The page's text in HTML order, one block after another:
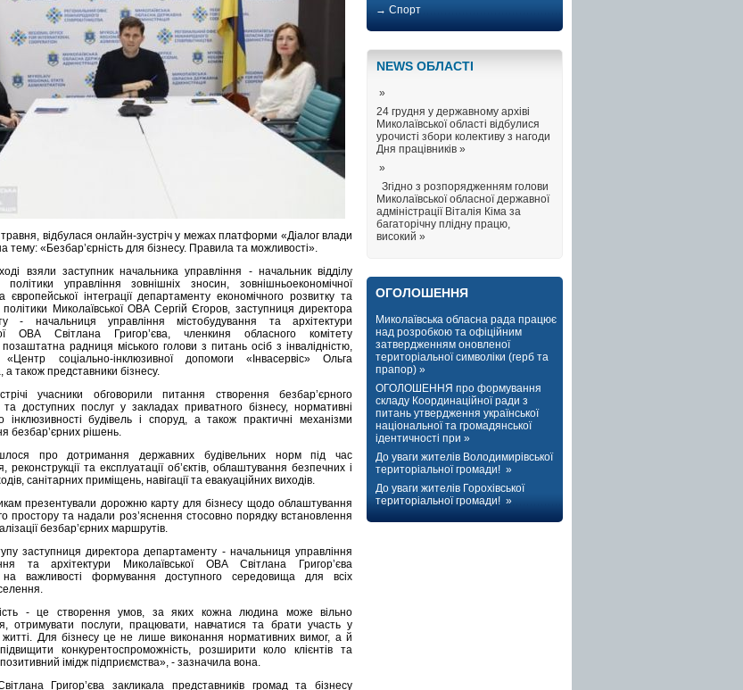
відбулася онлайн-зустріч у межах платформи «Діалог влади
тему: «Безбар’єрність для бізнесу. Правила та можливості».
взяли заступник начальника управління - начальник відділу
політики управління зовнішніх зносин, зовнішньоекономічної
європейської інтеграції департаменту економічного розвитку та
політики Миколаївської ОВА Сергій Єгоров, заступниця директора
- начальниця управління містобудування та архітектури
ОВА Світлана Григор’єва, членкиня обласного комітету
позаштатна радниця міського голови з питань осіб з інвалідністю,
соціально-інклюзивної допомоги «Інвасервіс» Ольга
а також представники бізнесу.
учасники обговорили питання створення безбар’єрного
доступних послуг у закладах приватного бізнесу, нормативні
будівель і споруд, а також практичні механізми
безбар’єрних рішень.
про дотримання державних будівельних норм під час
реконструкції та експлуатації об’єктів, облаштування безпечних і
санітарних приміщень, навігації та евакуаційних виходів.
презентували дорожню карту для бізнесу щодо облаштування
простору та надали роз’яснення стосовно порядку встановлення
безбар’єрних маршрутів.
заступниця директора департаменту - начальниця управління
та архітектури Миколаївської ОВА Світлана Григор’єва
на важливості формування доступного середовища для всіх
- це створення умов, за яких кожна людина може вільно
отримувати послуги, працювати, навчатися та брати участь у
житті. Для бізнесу це не лише виконання нормативних вимог, а й
конкурентоспроможність, розширити коло клієнтів та
імідж підприємства», - зазначила вона.
Григор’єва закликала представників громад та бізнесу
→ Спорт
NEWS ОБЛАСТI
»
24 грудня у державному архіві
Миколаївської області відбулися
урочисті збори колективу з нагоди
Дня працівників »
»
Згідно з розпорядженням голови
Миколаївської обласної державної
адміністрації Віталія Кіма за
багаторічну плідну працю,
високий »
ОГОЛОШЕННЯ
Миколаївська обласна рада працює
над розробкою та офіційним
затвердженням оновленої
територіальної символіки (герб та
прапор) »
ОГОЛОШЕННЯ про формування
складу Координаційної ради з
питань утвердження української
національної та громадянської
ідентичності при »
До уваги жителів Володимирівської
територіальної громади! »
До уваги жителів Горохівської
територіальної громади! »